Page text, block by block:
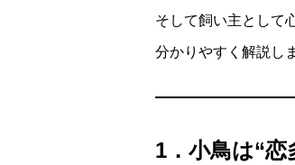
そして飼い主として
分かりやすく解説し
1．小鳥は“恋